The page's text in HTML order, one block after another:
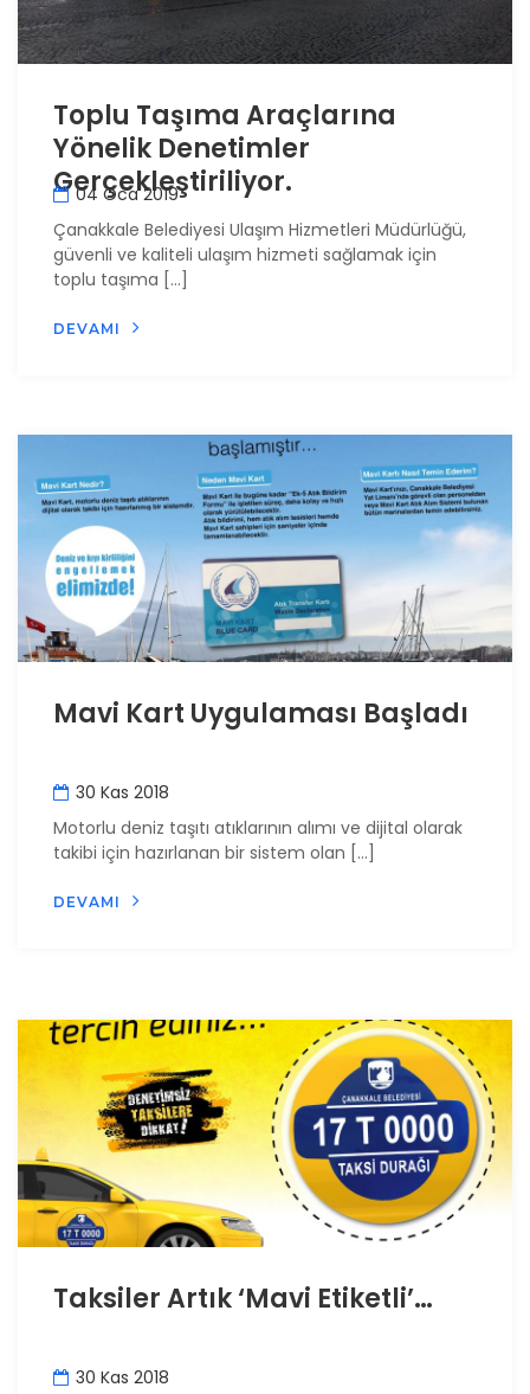
Toplu Taşıma Araçlarına
Yönelik Denetimler
Gerçekleştiriliyor.
04 Oca 2019
Çanakkale Belediyesi Ulaşım Hizmetleri Müdürlüğü,
güvenli ve kaliteli ulaşım hizmeti sağlamak için
toplu taşıma […]
DEVAMI
Mavi Kart Uygulaması Başladı
30 Kas 2018
Motorlu deniz taşıtı atıklarının alımı ve dijital olarak
takibi için hazırlanan bir sistem olan […]
DEVAMI
Taksiler Artık ‘Mavi Etiketli’…
30 Kas 2018